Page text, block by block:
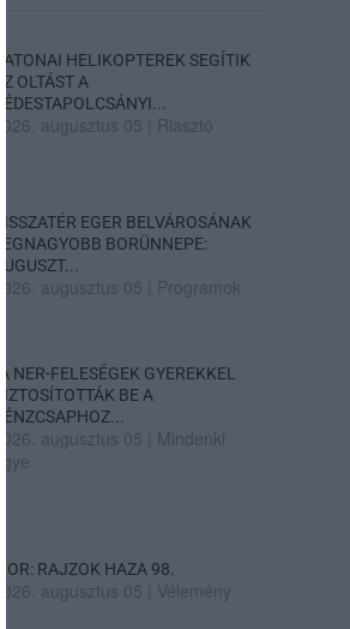
KATONAI HELIKOPTEREK SEGÍTIK
AZ OLTÁST A
DÉDESTAPOLCSÁNYI...
2026. augusztus 05 Riasztó
VISSZATÉR EGER BELVÁROSÁNAK
LEGNAGYOBB BORÜNNEPE:
AUGUSZT...
2026. augusztus 05 Programok
„A NER-FELESÉGEK GYEREKKEL
BIZTOSÍTOTTÁK BE A
PÉNZCSAPHOZ...
2026. augusztus 05
Mindenki
ügye
SIOR: RAJZOK HAZA 98.
2026. augusztus 05 Vélemény